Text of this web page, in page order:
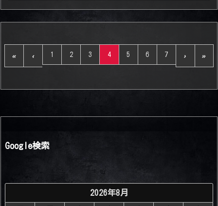
« ‹ 1 2 3 4 5 6 7 › »
Google検索
2026年8月